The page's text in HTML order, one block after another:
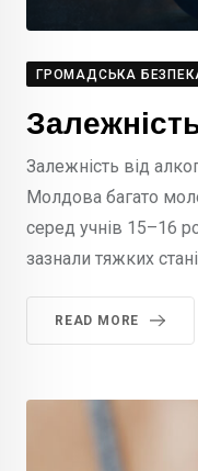
ГРОМАДСЬКА
Залежність від
Молдова багато
серед учнів 15–16
зазнали тяжких
READ MORE